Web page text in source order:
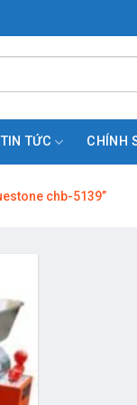
TIN TỨC CHÍNH
chb-5139”